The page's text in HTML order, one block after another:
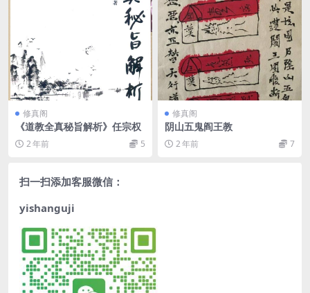
修真阁
《道教全真秘旨解析》任宗权
2 年前 5
修真阁
阴山五鬼阎王教
2 年前 7
扫一扫添加客服微信：
yishanguji